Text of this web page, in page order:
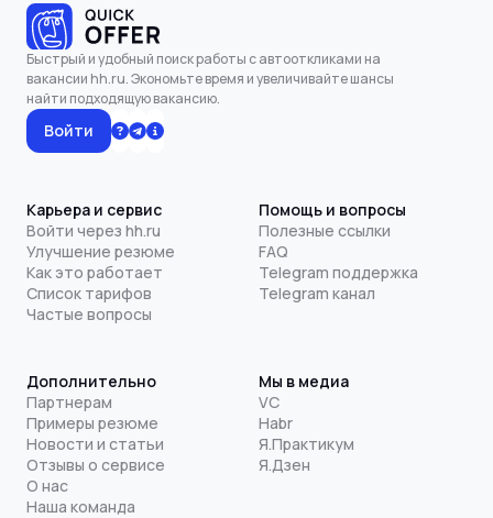
Быстрый и удобный поиск работы с автооткликами на
вакансии hh.ru. Экономьте время и увеличивайте шансы
найти подходящую вакансию.
Войти
Карьера и сервис
Войти через hh.ru
Улучшение резюме
Как это работает
Список тарифов
Частые вопросы
Помощь и вопросы
Полезные ссылки
FAQ
Telegram поддержка
Telegram канал
Дополнительно
Партнерам
Примеры резюме
Новости и статьи
Отзывы о сервисе
О нас
Наша команда
Мы в медиа
VC
Habr
Я.Практикум
Я.Дзен